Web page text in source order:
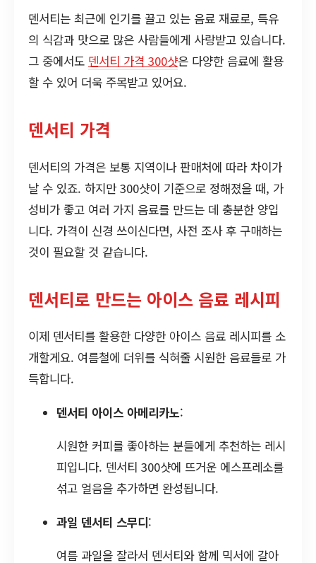
덴서티는 최근에 인기를 끌고 있는 음료 재료로, 특유
의 식감과 맛으로 많은 사람들에게 사랑받고 있습니다.
그 중에서도 덴서티 가격 300샷은 다양한 음료에 활용
할 수 있어 더욱 주목받고 있어요.
덴서티 가격
덴서티의 가격은 보통 지역이나 판매처에 따라 차이가
날 수 있죠. 하지만 300샷이 기준으로 정해졌을 때, 가
성비가 좋고 여러 가지 음료를 만드는 데 충분한 양입
니다. 가격이 신경 쓰이신다면, 사전 조사 후 구매하는
것이 필요할 것 같습니다.
덴서티로 만드는 아이스 음료 레시피
이제 덴서티를 활용한 다양한 아이스 음료 레시피를 소
개할게요. 여름철에 더위를 식혀줄 시원한 음료들로 가
득합니다.
덴서티 아이스 아메리카노:
시원한 커피를 좋아하는 분들에게 추천하는 레시
피입니다. 덴서티 300샷에 뜨거운 에스프레소를
섞고 얼음을 추가하면 완성됩니다.
과일 덴서티 스무디:
여름 과일을 잘라서 덴서티와 함께 믹서에 갈아